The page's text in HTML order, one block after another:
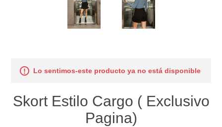
Lo sentimos-este producto ya no está disponible
Skort Estilo Cargo ( Exclusivo
Pagina)